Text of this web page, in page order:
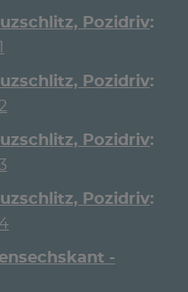
Pozidriv
Pozidriv
Pozidriv
Pozidriv
-